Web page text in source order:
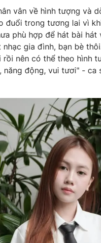
Shorts video
VTV Thể
Bất động
24h Tấm lòng
vân về hình tượng và
đuổi trong tương lai vì
phù hợp để hát bài hát
nhạc gia đình, bạn bè
rồi nên có thể theo hình
năng động, vui tươi" - ca